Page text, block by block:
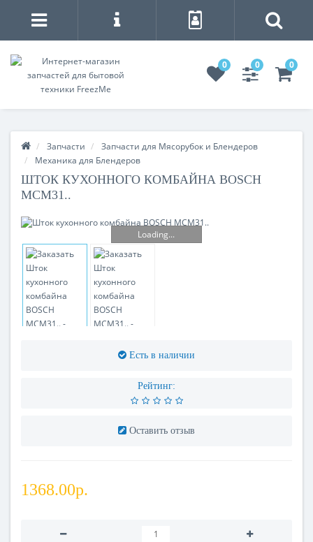
0 0 0
Запчасти
Запчасти для Мясорубок и Блендеров
Механика для Блендеров
ШТОК КУХОННОГО КОМБАЙНА BOSCH
MCM31..
Loading...
Есть в наличии
Рейтинг:
Оставить отзыв
1368.00р.